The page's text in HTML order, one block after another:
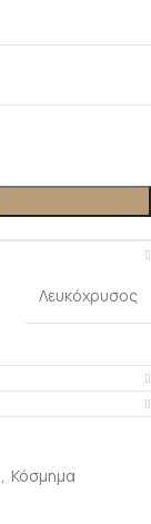
Λευκόχρυσος
, Κόσμημα